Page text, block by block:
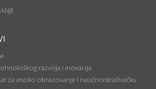
razvoja i inovacija
za visoko obrazovanje i naučnoistraživačku